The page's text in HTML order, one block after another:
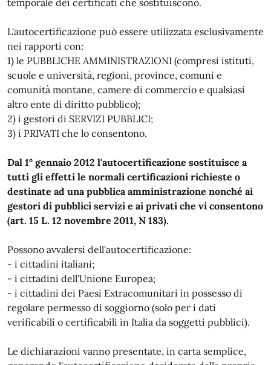
temporale dei certificati che sostituiscono.
L'autocertificazione può essere utilizzata esclusivamente
nei rapporti con:
1) le PUBBLICHE AMMINISTRAZIONI (compresi istituti,
scuole e università, regioni, province, comuni e
comunità montane, camere di commercio e qualsiasi
altro ente di diritto pubblico);
2) i gestori di SERVIZI PUBBLICI;
3) i PRIVATI che lo consentono.
Dal 1° gennaio 2012 l'autocertificazione sostituisce a
tutti gli effetti le normali certificazioni richieste o
destinate ad una pubblica amministrazione nonché ai
gestori di pubblici servizi e ai privati che vi consentono
(art. 15 L. 12 novembre 2011, N 183).
Possono avvalersi dell'autocertificazione:
- i cittadini italiani;
- i cittadini dell'Unione Europea;
- i cittadini dei Paesi Extracomunitari in possesso di
regolare permesso di soggiorno (solo per i dati
verificabili o certificabili in Italia da soggetti pubblici).
Le dichiarazioni vanno presentate, in carta semplice,